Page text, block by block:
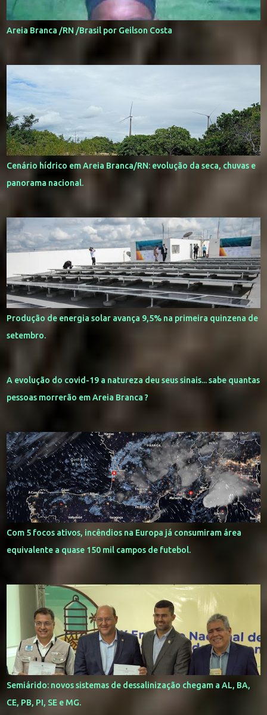
Areia Branca /RN /Brasil por Geilson Costa
Cenário hídrico em Areia Branca/RN: evolução da seca, chuvas e
panorama nacional.
Produção de energia solar avança 9,5% na primeira quinzena de
setembro.
A evolução do covid-19 a natureza deu seus sinais... sabe quantas
pessoas morrerão em Areia Branca ?
Com 5 focos ativos, incêndios na Europa já consumiram área
equivalente a quase 150 mil campos de futebol.
Semiárido: novos sistemas de dessalinização chegam a AL, BA,
CE, PB, PI, SE e MG.